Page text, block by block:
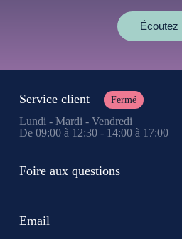
Écoutez
Service client Fermé
Lundi - Mardi - Vendredi
De 09:00 à 12:30 - 14:00 à 17:00
Foire aux questions
Email